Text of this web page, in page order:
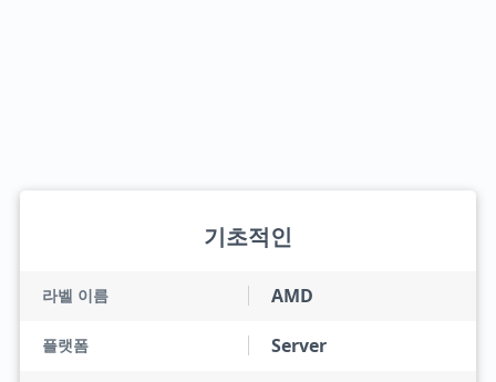
기초적인
라벨 이름 AMD
플랫폼 Server